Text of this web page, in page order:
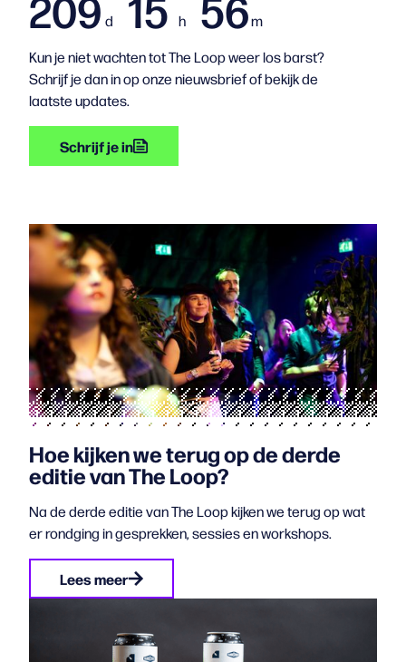
d h
m
Kun je niet wachten tot The Loop weer los barst?
Schrijf je dan in op onze nieuwsbrief of bekijk de
laatste updates.
Schrijf je in
Hoe kijken we terug op de derde
editie van The Loop?
Na de derde editie van The Loop kijken we terug op wat
er rondging in gesprekken, sessies en workshops.
Lees meer